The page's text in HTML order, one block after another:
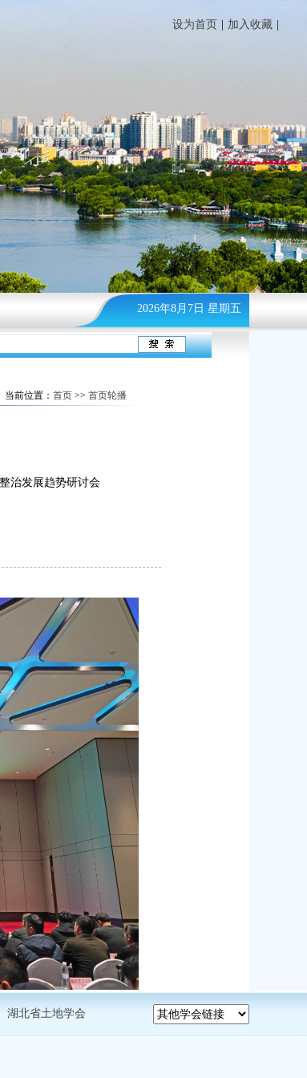
设为首页 加入收藏
2026年8月7日 星期五
当前位置： 首页>> 首页轮播
治发展趋势研讨会
湖北省土地学会